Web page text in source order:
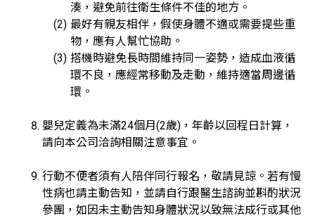
湊，避免前往衛生條件不佳的地方。
最好有親友相伴，假使身體不適或需要提些重
物，應有人幫忙協助。
搭機時避免長時間維持同一姿勢，造成血液循
環不良，應經常移動及走動，維持適當周邊循
環。
嬰兒定義為未滿24個月(2歲)，年齡以回程日計算，
請向本公司洽詢相關注意事宜。
行動不便者須有人陪伴同行報名，敬請見諒。若有慢
性病也請主動告知，並請自行跟醫生諮詢並斟酌狀況
參團，如因未主動告知身體狀況以致無法成行或其他